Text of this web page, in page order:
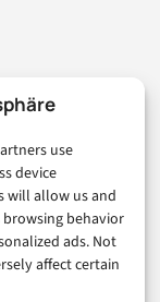
use
device
will allow us and
behavior
ads. Not
affect certain